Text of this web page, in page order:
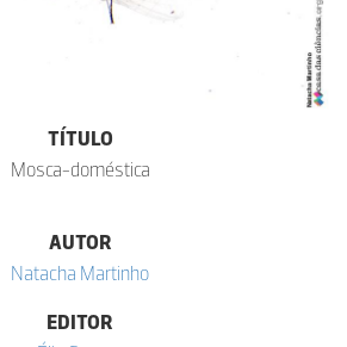
TÍTULO
Mosca-doméstica
AUTOR
Natacha Martinho
EDITOR